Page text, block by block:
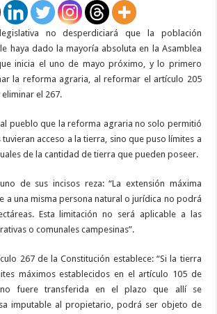
de
la
tierra
no desperdiciará que la población
haya dado la mayoría absoluta en la Asamblea
inicia el uno de mayo próximo, y lo primero
la reforma agraria, al reformar el artículo 205
el 267.
pueblo que la reforma agraria no solo permitió
acceso a la tierra, sino que puso límites a
de la cantidad de tierra que pueden poseer.
de sus incisos reza: “La extensión máxima
a una misma persona natural o jurídica no podrá
Esta limitación no será aplicable a las
o comunales campesinas”.
267 de la Constitución establece: “Si la tierra
máximos establecidos en el artículo 105 de
no fuere transferida en el plazo que allí se
imputable al propietario, podrá ser objeto de